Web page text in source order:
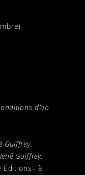
d’un
Guiffrey.
Guiffrey,
Éditions– à